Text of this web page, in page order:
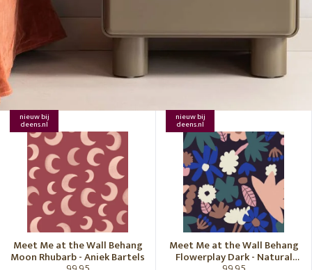
nieuw bij
deens.nl
Meet Me at the Wall Behang
Moon Rhubarb - Aniek Bartels
nieuw bij
deens.nl
Meet Me at the Wall Behang
Flowerplay Dark - Natural